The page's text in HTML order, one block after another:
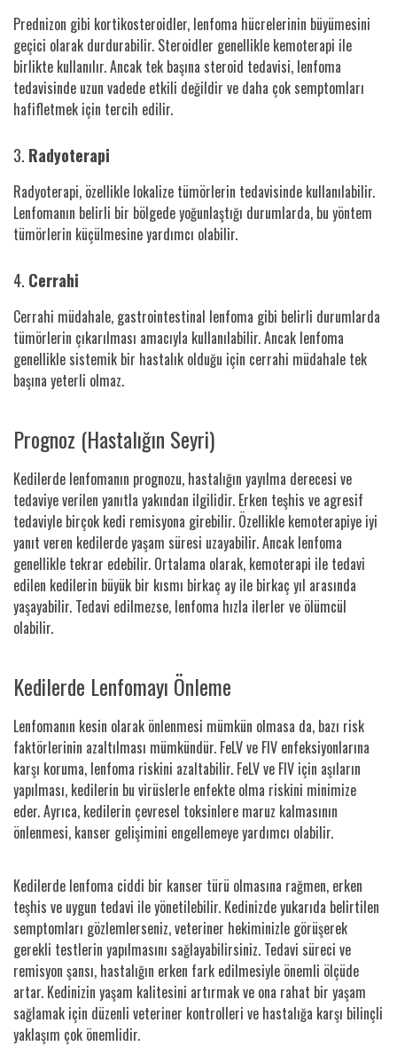
Prednizon gibi kortikosteroidler, lenfoma hücrelerinin büyümesini
geçici olarak durdurabilir. Steroidler genellikle kemoterapi ile
birlikte kullanılır. Ancak tek başına steroid tedavisi, lenfoma
tedavisinde uzun vadede etkili değildir ve daha çok semptomları
hafifletmek için tercih edilir.
3. Radyoterapi
Radyoterapi, özellikle lokalize tümörlerin tedavisinde kullanılabilir.
Lenfomanın belirli bir bölgede yoğunlaştığı durumlarda, bu yöntem
tümörlerin küçülmesine yardımcı olabilir.
4. Cerrahi
Cerrahi müdahale, gastrointestinal lenfoma gibi belirli durumlarda
tümörlerin çıkarılması amacıyla kullanılabilir. Ancak lenfoma
genellikle sistemik bir hastalık olduğu için cerrahi müdahale tek
başına yeterli olmaz.
Prognoz (Hastalığın Seyri)
Kedilerde lenfomanın prognozu, hastalığın yayılma derecesi ve
tedaviye verilen yanıtla yakından ilgilidir. Erken teşhis ve agresif
tedaviyle birçok kedi remisyona girebilir. Özellikle kemoterapiye iyi
yanıt veren kedilerde yaşam süresi uzayabilir. Ancak lenfoma
genellikle tekrar edebilir. Ortalama olarak, kemoterapi ile tedavi
edilen kedilerin büyük bir kısmı birkaç ay ile birkaç yıl arasında
yaşayabilir. Tedavi edilmezse, lenfoma hızla ilerler ve ölümcül
olabilir.
Kedilerde Lenfomayı Önleme
Lenfomanın kesin olarak önlenmesi mümkün olmasa da, bazı risk
faktörlerinin azaltılması mümkündür. FeLV ve FIV enfeksiyonlarına
karşı koruma, lenfoma riskini azaltabilir. FeLV ve FIV için aşıların
yapılması, kedilerin bu virüslerle enfekte olma riskini minimize
eder. Ayrıca, kedilerin çevresel toksinlere maruz kalmasının
önlenmesi, kanser gelişimini engellemeye yardımcı olabilir.
Kedilerde lenfoma ciddi bir kanser türü olmasına rağmen, erken
teşhis ve uygun tedavi ile yönetilebilir. Kedinizde yukarıda belirtilen
semptomları gözlemlerseniz, veteriner hekiminizle görüşerek
gerekli testlerin yapılmasını sağlayabilirsiniz. Tedavi süreci ve
remisyon şansı, hastalığın erken fark edilmesiyle önemli ölçüde
artar. Kedinizin yaşam kalitesini artırmak ve ona rahat bir yaşam
sağlamak için düzenli veteriner kontrolleri ve hastalığa karşı bilinçli
yaklaşım çok önemlidir.